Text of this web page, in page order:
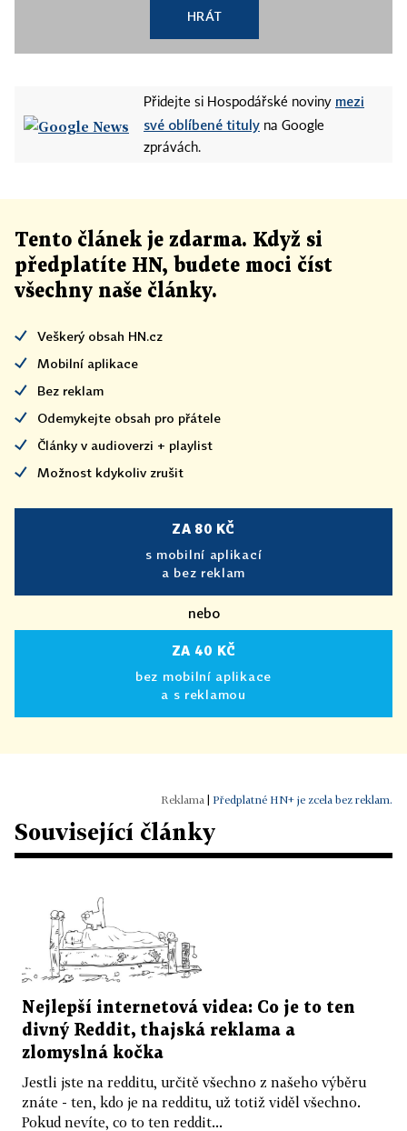
HRÁT
Přidejte si Hospodářské noviny mezi
své oblíbené tituly na Google
zprávách.
Tento článek je zdarma. Když si
předplatíte HN, budete moci číst
všechny naše články.
Veškerý obsah HN.cz
Mobilní aplikace
Bez reklam
Odemykejte obsah pro přátele
Články v audioverzi + playlist
Možnost kdykoliv zrušit
ZA 80 KČ
s mobilní aplikací
a bez reklam
nebo
ZA 40 KČ
bez mobilní aplikace
a s reklamou
Předplatné HN+ je zcela bez reklam.
Související články
Nejlepší internetová videa: Co je to ten
divný Reddit, thajská reklama a
zlomyslná kočka
Jestli jste na redditu, určitě všechno z našeho výběru
znáte - ten, kdo je na redditu, už totiž viděl všechno.
Pokud nevíte, co to ten reddit...